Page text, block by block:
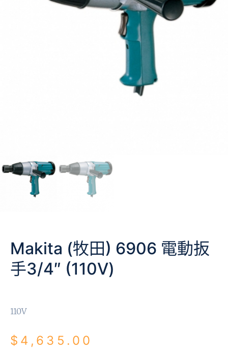
Makita (牧田) 6906 電動扳
手3/4″ (110V)
110V
$ 4,635.00